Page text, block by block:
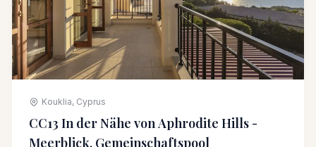
Kouklia, Cyprus
CC13 In der Nähe von Aphrodite Hills -
Meerblick, Gemeinschaftspool